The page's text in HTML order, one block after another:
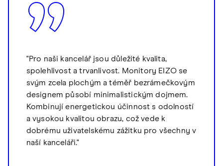
"Pro naši kancelář jsou důležité kvalita,
spolehlivost a trvanlivost. Monitory EIZO se
svým zcela plochým a téměř bezrámečkovým
designem působí minimalistickým dojmem.
Kombinují energetickou účinnost s odolností
a vysokou kvalitou obrazu, což vede k
dobrému uživatelskému zážitku pro všechny v
naší kanceláři."